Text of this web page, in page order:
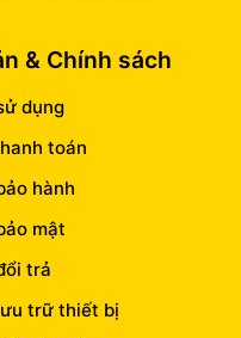
& Chính sách
dụng
toán
hành
mật
trả
trữ thiết bị